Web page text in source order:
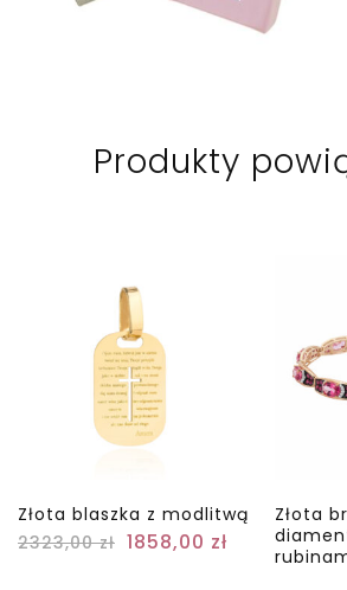
Produkty
Złota blaszka z modlitwą
2323,00zł 1858,00 zł
Złota